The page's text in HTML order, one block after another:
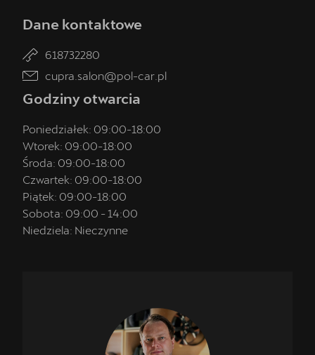
Dane kontaktowe
618732280
cupra.salon@pol-car.pl
Godziny otwarcia
Poniedziałek: 09:00-18:00
Wtorek: 09:00-18:00
Środa: 09:00-18:00
Czwartek: 09:00-18:00
Piątek: 09:00-18:00
Sobota: 09:00 - 14:00
Niedziela: Nieczynne